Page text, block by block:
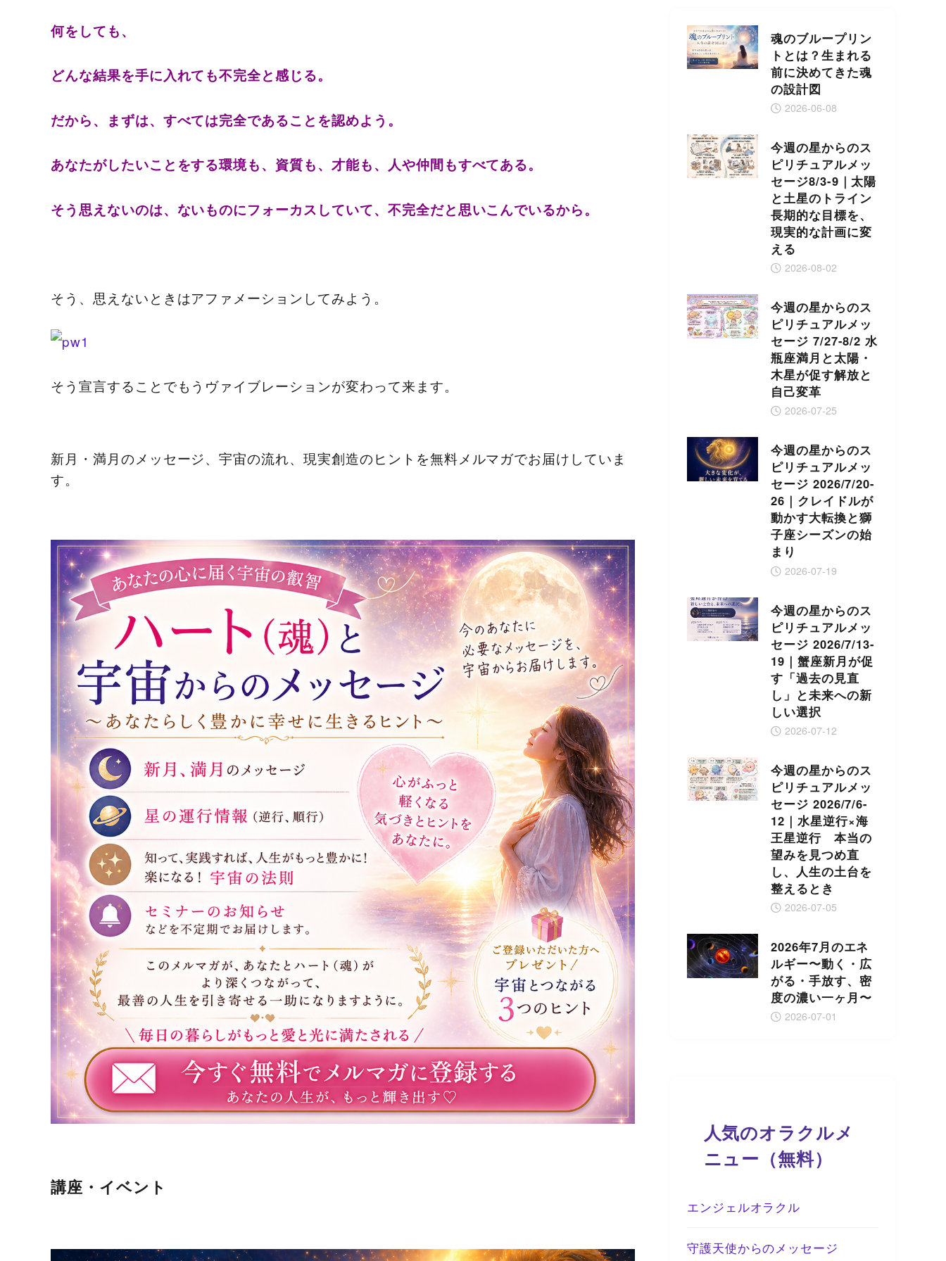
何をしても、
どんな結果を手に入れても不完全と感じる。
だから、まずは、すべては完全であることを認めよう。
あなたがしたいことをする環境も、資質も、才能も、人や仲間もすべてある。
そう思えないのは、ないものにフォーカスしていて、不完全だと思いこんでいるから。
そう、思えないときはアファメーションしてみよう。
そう宣言することでもうヴァイブレーションが変わって来ます。
新月・満月のメッセージ、宇宙の流れ、現実創造のヒントを無料メルマガでお届けしていま
す。
講座・イベント
魂のブループリン
トとは？生まれる
前に決めてきた魂
の設計図
2026-06-08
今週の星からのス
ピリチュアルメッ
セージ8/3-9｜太陽
と土星のトライン
長期的な目標を、
現実的な計画に変
える
2026-08-02
今週の星からのス
ピリチュアルメッ
セージ 7/27-8/2 水
瓶座満月と太陽・
木星が促す解放と
自己変革
2026-07-25
今週の星からのス
ピリチュアルメッ
セージ 2026/7/20-
26｜クレイドルが
動かす大転換と獅
子座シーズンの始
まり
2026-07-19
今週の星からのス
ピリチュアルメッ
セージ 2026/7/13-
19｜蟹座新月が促
す「過去の見直
し」と未来への新
しい選択
2026-07-12
今週の星からのス
ピリチュアルメッ
セージ 2026/7/6-
12｜水星逆行×海
王星逆行 本当の
望みを見つめ直
し、人生の土台を
整えるとき
2026-07-05
2026年7月のエネ
ルギー〜動く・広
がる・手放す、密
度の濃い一ヶ月〜
2026-07-01
人気のオラクルメ
ニュー（無料）
エンジェルオラクル
守護天使からのメッセージ